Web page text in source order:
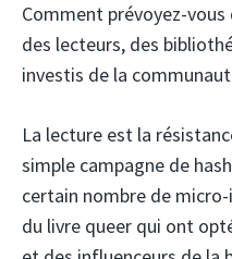
Comment prévoyez-
des lecteurs, des
investis de la
La lecture est la
simple campagne de
certain nombre de
du livre queer qui ont